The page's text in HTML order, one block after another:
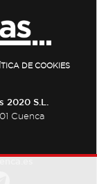
DE COOKIES
S.L.
Cuenca